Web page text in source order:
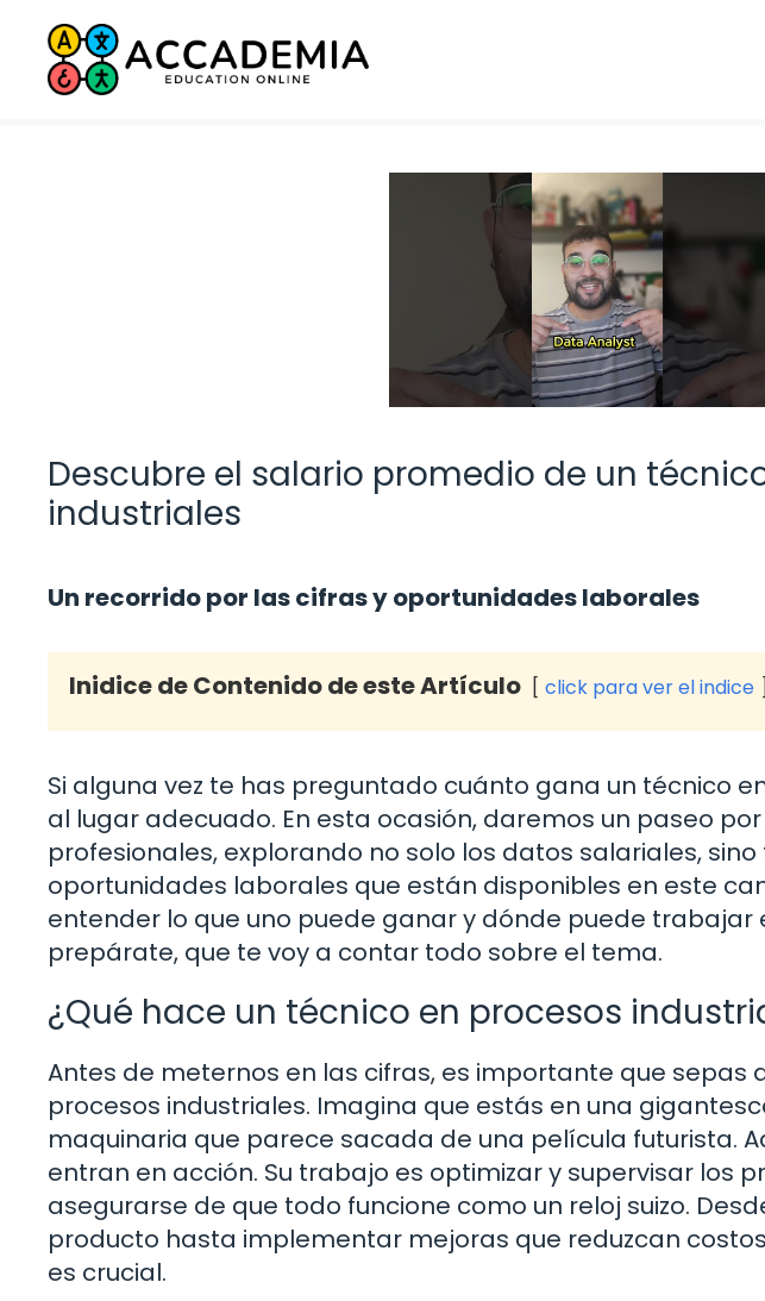
Saltar
contenido
Descubre el salario promedio de un
industriales
Un recorrido por las cifras y oportunidades laborales
Inidice de Contenido de este Artículo click para ver el indice
Si alguna vez te has preguntado cuánto gana un técnico
al lugar adecuado. En esta ocasión, daremos un paseo
profesionales, explorando no solo los datos salariales,
oportunidades laborales que están disponibles en este
entender lo que uno puede ganar y dónde puede trabajar
prepárate, que te voy a contar todo sobre el tema.
¿Qué hace un técnico en procesos
Antes de meternos en las cifras, es importante que sepas
procesos industriales. Imagina que estás en una
maquinaria que parece sacada de una película futurista.
entran en acción. Su trabajo es optimizar y supervisar los
asegurarse de que todo funcione como un reloj suizo.
producto hasta implementar mejoras que reduzcan
es crucial.